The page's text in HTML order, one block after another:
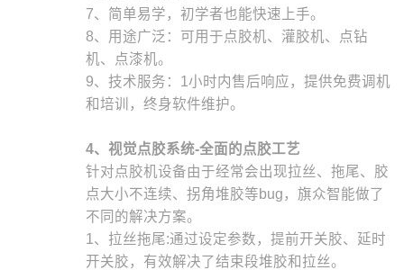
7、简单易学，初学者也能快速上手。
8、用途广泛：可用于点胶机、灌胶机、点钻
机、点漆机。
9、技术服务：1小时内售后响应，提供免费调机
和培训，终身软件维护。
4、视觉点胶系统-全面的点胶工艺
针对点胶机设备由于经常会出现拉丝、拖尾、胶
点大小不连续、拐角堆胶等bug，旗众智能做了
不同的解决方案。
1、拉丝拖尾:通过设定参数，提前开关胶、延时
开关胶，有效解决了结束段堆胶和拉丝。